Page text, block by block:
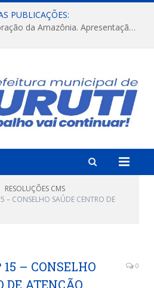
PUBLICAÇÕES:
FESTRIBAL 2026 – No Coração da Amazônia. Apresentação da Munduruku.
RESOLUÇÕES CMS
– CONSELHO SAÚDE CENTRO DE
15 – CONSELHO
DE ATENÇÃO
0